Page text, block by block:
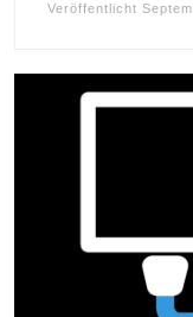
Veröffentlicht